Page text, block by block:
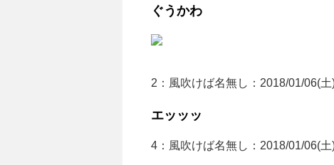
ぐうかわ
2： 風吹けば名無し ：2018/01/06(
エッッッ
4： 風吹けば名無し ：2018/01/06(